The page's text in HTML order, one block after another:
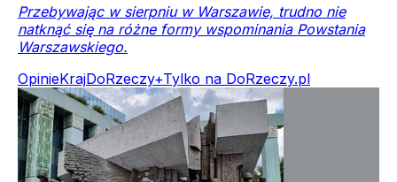
Przebywając w sierpniu w Warszawie, trudno nie
natknąć się na różne formy wspominania Powstania
Warszawskiego.
OpinieKrajDoRzeczy+Tylko na DoRzeczy.pl